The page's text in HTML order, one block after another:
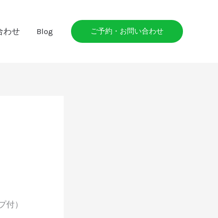
わせ Blog ご予約・お問い合わせ
）